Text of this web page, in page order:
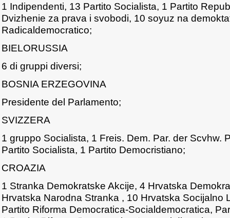
1 Indipendenti, 13 Partito Socialista, 1 Partito
Dvizhenie za prava i svobodi, 10 soyuz na
Radicaldemocratico;
BIELORUSSIA
6 di gruppi diversi;
BOSNIA ERZEGOVINA
Presidente del Parlamento;
SVIZZERA
1 gruppo Socialista, 1 Freis. Dem. Par. der Scvhw.
Partito Socialista, 1 Partito Democristiano;
CROAZIA
1 Stranka Demokratske Akcije, 4 Hrvatska
Hrvatska Narodna Stranka , 10 Hrvatska Socijalno
Partito Riforma Democratica-Socialdemocratica,